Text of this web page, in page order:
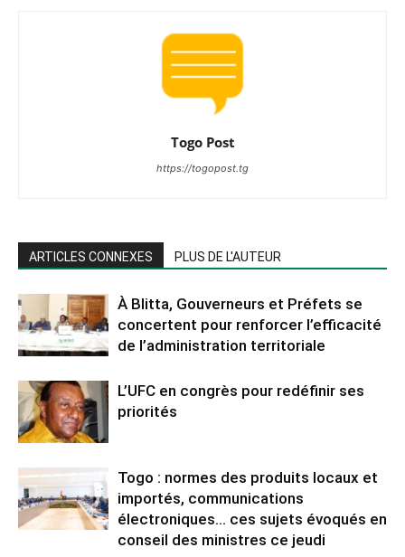
Togo Post
https://togopost.tg
ARTICLES CONNEXES PLUS DE L'AUTEUR
À Blitta, Gouverneurs et Préfets se
concertent pour renforcer l’efficacité
de l’administration territoriale
L’UFC en congrès pour redéfinir ses
priorités
Togo : normes des produits locaux et
importés, communications
électroniques… ces sujets évoqués en
conseil des ministres ce jeudi